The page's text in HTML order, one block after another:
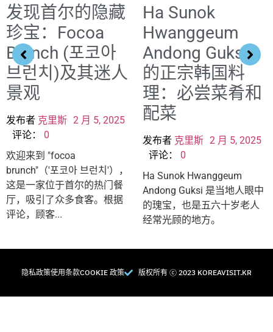
发现首尔的隐藏
珍宝：Focoa
Brunch (포코아
브런치)及其迷人
景观
发布者 克里斯 2 月 5, 2025
评论： 0
欢迎来到 "focoa
brunch"（'포코아 브런치'），
这是一家位于首尔的热门餐
厅，吸引了众多食客。根据
评论，顾客...
Ha Sunok
Hwanggeum
Andong Guksi
的正宗韩国料
理：必尝菜肴和
配菜
发布者 克里斯 2 月 5, 2025
评论： 0
Ha Sunok Hwanggeum
Andong Guksi 是当地人眼中
的瑰宝，也是五六十岁老人
经常光顾的地方。
隐私政策使用条款COOKIE 政策 版权所有 Ⓒ 2023 KOREAVISIT.KR